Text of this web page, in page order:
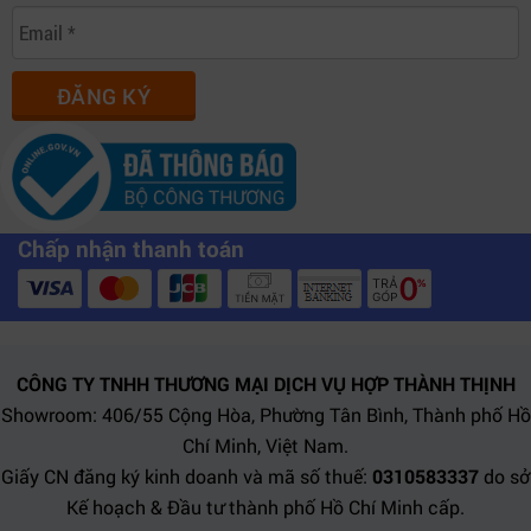
dựng hình, kỹ thuật.
Có thể nâng cấp HP Z640 lên 2 CPU không?
Hoàn toàn có thể. Bo mạch chủ của HP Z640 hỗ trợ
dual Xeon, giúp tăng gấp đôi hiệu năng khi cần.
Máy có ồn khi hoạt động không?
Không. Hệ thống tản nhiệt thông minh giúp máy chạy
êm ái kể cả khi full load.
Có hỗ trợ cài sẵn Windows bản quyền không?
quyền theo yêu cầu khách hàng.
HP Z640 có phù hợp làm máy chủ mini?
Có. Nhờ CPU mạnh, RAM ECC và ổ lưu trữ lớn, Z640
ĐĂNG KÝ
Chấp nhận thanh toán
CÔNG TY TNHH THƯƠNG MẠI DỊCH VỤ HỢP THÀNH THỊNH
Showroom: 406/55 Cộng Hòa, Phường Tân Bình, Thành phố Hồ
Chí Minh, Việt Nam.
Giấy CN đăng ký kinh doanh và mã số thuế: 0310583337 do sở
Kế hoạch & Đầu tư thành phố Hồ Chí Minh cấp.